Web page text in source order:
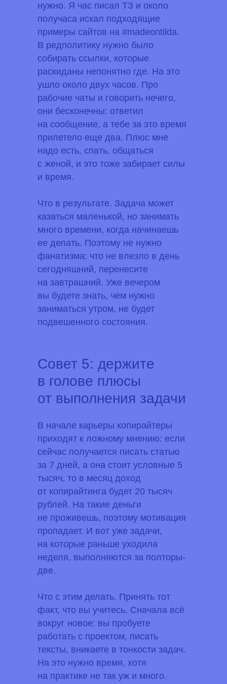
нужно. Я час писал ТЗ и около
получаса искал подходящие
примеры сайтов на #madeontilda.
В редполитику нужно было
собирать ссылки, которые
раскиданы непонятно где. На это
ушло около двух часов. Про
рабочие чаты и говорить нечего,
они бесконечны: ответил
на сообщение, а тебе за это время
прилетело еще два. Плюс мне
надо есть, спать, общаться
с женой, и это тоже забирает силы
и время.
Что в результате. Задача может
казаться маленькой, но занимать
много времени, когда начинаешь
ее делать. Поэтому не нужно
фанатизма: что не влезло в день
сегодняшний, перенесите
на завтрашний. Уже вечером
вы будете знать, чем нужно
заниматься утром, не будет
подвешенного состояния.
Совет 5: держите
в голове плюсы
от выполнения задачи
В начале карьеры копирайтеры
приходят к ложному мнению: если
сейчас получается писать статью
за 7 дней, а она стоит условные 5
тысяч, то в месяц доход
от копирайтинга будет 20 тысяч
рублей. На такие деньги
не проживешь, поэтому мотивация
пропадает. И вот уже задачи,
на которые раньше уходила
неделя, выполняются за полторы-
две.
Что с этим делать. Принять тот
факт, что вы учитесь. Сначала всё
вокруг новое: вы пробуете
работать с проектом, писать
тексты, вникаете в тонкости задач.
На это нужно время, хотя
на практике не так уж и много.